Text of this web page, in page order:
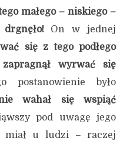
małego – niskiego –
On w jednej
się z tego podłego
wyrwać się
postanowienie było
wahał się wspiąć
pod uwagę jego
miał u ludzi – raczej